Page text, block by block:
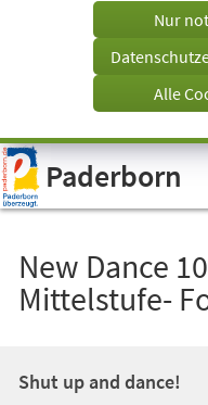
Visuelle
Assistenzsoftware
öffnen.
Nur
Alle
Paderborn
New Dance
Mittelstufe-
Shut up and dance!